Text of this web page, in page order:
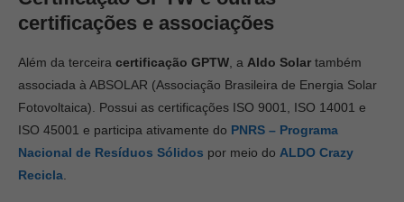
certificações e associações
Além da terceira certificação GPTW , a Aldo Solar também
associada à ABSOLAR (Associação Brasileira de Energia Solar
Fotovoltaica). Possui as certificações ISO 9001, ISO 14001 e
ISO 45001 e participa ativamente do PNRS – Programa
Nacional de Resíduos Sólidos por meio do ALDO Crazy
Recicla